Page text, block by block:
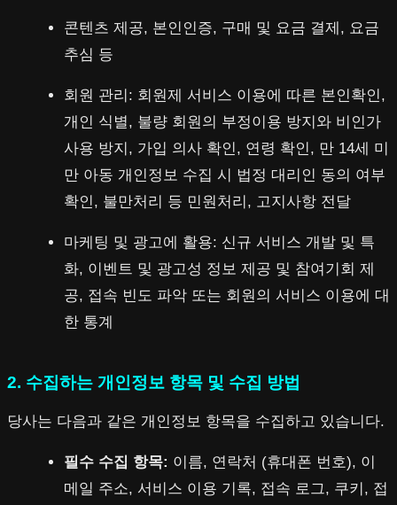
콘텐츠 제공, 본인인증, 구매 및 요금 결제, 요금
추심 등
회원 관리: 회원제 서비스 이용에 따른 본인확인,
개인 식별, 불량 회원의 부정이용 방지와 비인가
사용 방지, 가입 의사 확인, 연령 확인, 만 14세 미
만 아동 개인정보 수집 시 법정 대리인 동의 여부
확인, 불만처리 등 민원처리, 고지사항 전달
마케팅 및 광고에 활용: 신규 서비스 개발 및 특
화, 이벤트 및 광고성 정보 제공 및 참여기회 제
공, 접속 빈도 파악 또는 회원의 서비스 이용에 대
한 통계
2. 수집하는 개인정보 항목 및 수집 방법
당사는 다음과 같은 개인정보 항목을 수집하고 있습니다.
필수 수집 항목: 이름, 연락처 (휴대폰 번호), 이
메일 주소, 서비스 이용 기록, 접속 로그, 쿠키, 접